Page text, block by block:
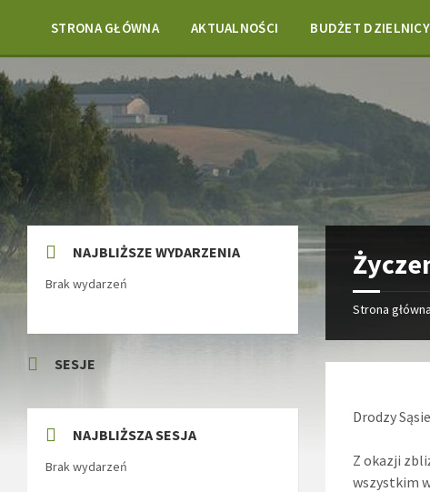
sidebar
sidebar
STRONA GŁÓWNA AKTUALNOŚCI BUDŻET DZIELNICY
Strona główna
Drodzy
Z okazji
wszystkim
NAJBLIŻSZE WYDARZENIA
Brak wydarzeń
SESJE
NAJBLIŻSZA SESJA
Brak wydarzeń